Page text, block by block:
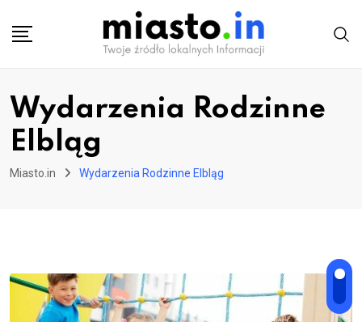
Wydarzenia Rodzinne
Elbląg
Miasto.in Wydarzenia Rodzinne Elbląg